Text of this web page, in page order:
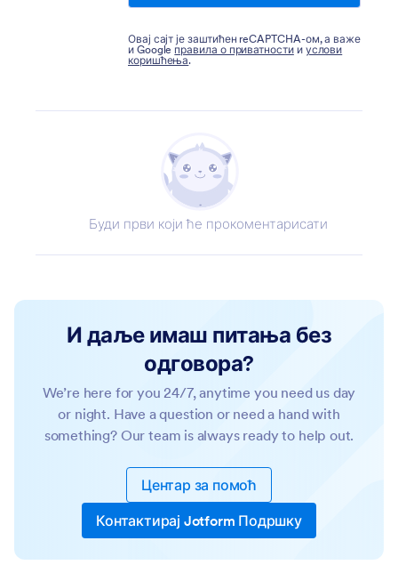
Овај сајт је заштићен reCAPTCHA-ом, а важе
и Google правила о приватностии услови
коришћења.
Буди први који ће прокоментарисати
И даље имаш питања без
одговора?
We’re here for you 24/7, anytime you need us day
or night. Have a question or need a hand with
something? Our team is always ready to help out.
Центар за помоћ
Контактирај Jotform Подршку